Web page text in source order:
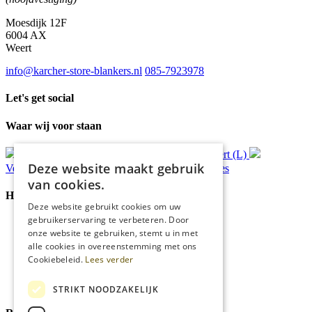
Moesdijk 12F
6004 AX
Weert
info@karcher-store-blankers.nl 085-7923978
Let's get social
Waar wij voor staan
Ophalen in Echt of Weert (L)
Verzondenbinnen 48 uur* Persoonlijk advies
Handige Links
Home
Klantenservice
Over ons
Blog
Cookies
Deze website maakt gebruik
van cookies.
Deze website gebruikt cookies om uw
gebruikerservaring te verbeteren. Door
onze website te gebruiken, stemt u in met
alle cookies in overeenstemming met ons
Cookiebeleid. Lees verder
STRIKT NOODZAKELIJK